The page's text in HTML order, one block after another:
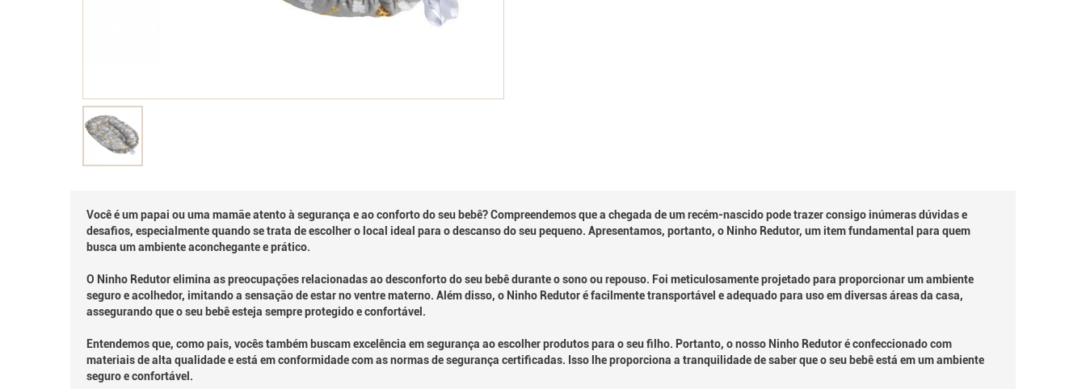
Você é um papai ou uma mamãe atento à segurança e ao conforto do seu bebê? Compreendemos que a chegada de um recém-nascido pode trazer consigo inúmeras dúvidas e
desafios, especialmente quando se trata de escolher o local ideal para o descanso do seu pequeno. Apresentamos, portanto, o Ninho Redutor, um item fundamental para quem
busca um ambiente aconchegante e prático.
O Ninho Redutor elimina as preocupações relacionadas ao desconforto do seu bebê durante o sono ou repouso. Foi meticulosamente projetado para proporcionar um ambiente
seguro e acolhedor, imitando a sensação de estar no ventre materno. Além disso, o Ninho Redutor é facilmente transportável e adequado para uso em diversas áreas da casa,
assegurando que o seu bebê esteja sempre protegido e confortável.
Entendemos que, como pais, vocês também buscam excelência em segurança ao escolher produtos para o seu filho. Portanto, o nosso Ninho Redutor é confeccionado com
materiais de alta qualidade e está em conformidade com as normas de segurança certificadas. Isso lhe proporciona a tranquilidade de saber que o seu bebê está em um ambiente
seguro e confortável.